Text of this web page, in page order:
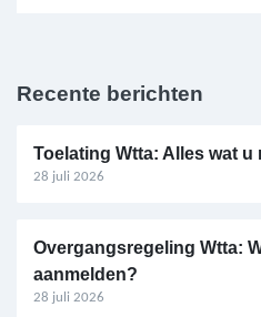
Recente berichten
Toelating Wtta: Alles wat u
28 juli 2026
Overgangsregeling Wtta:
aanmelden?
28 juli 2026